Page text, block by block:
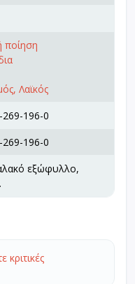
ποίηση
Λαϊκός
196-0
196-0
εξώφυλλο,
κριτικές